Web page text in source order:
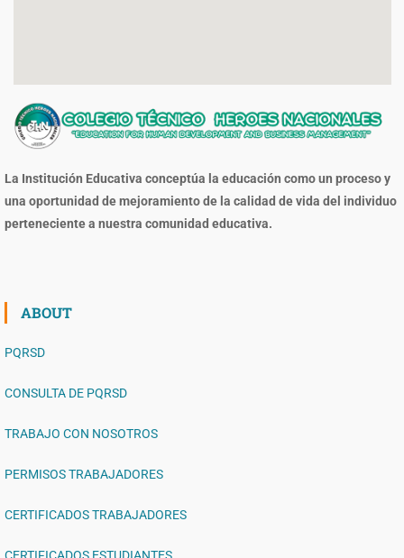
La Institución Educativa conceptúa la educación como un proceso y
una oportunidad de mejoramiento de la calidad de vida del individuo
perteneciente a nuestra comunidad educativa.
ABOUT
PQRSD
CONSULTA DE PQRSD
TRABAJO CON NOSOTROS
PERMISOS TRABAJADORES
CERTIFICADOS TRABAJADORES